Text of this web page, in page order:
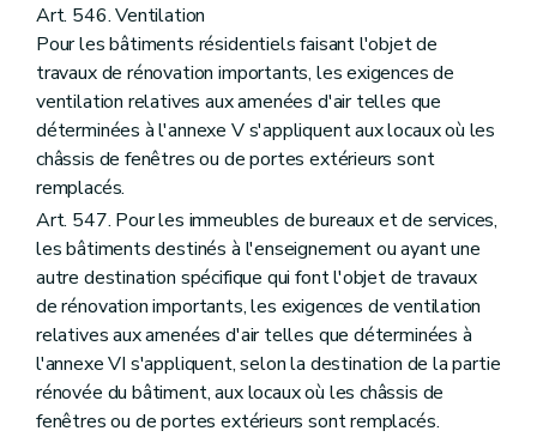
Art. 546. Ventilation
Pour les bâtiments résidentiels faisant l'objet de
travaux de rénovation importants, les exigences de
ventilation relatives aux amenées d'air telles que
déterminées à l'annexe V s'appliquent aux locaux où les
châssis de fenêtres ou de portes extérieurs sont
remplacés.
Art. 547. Pour les immeubles de bureaux et de services,
les bâtiments destinés à l'enseignement ou ayant une
autre destination spécifique qui font l'objet de travaux
de rénovation importants, les exigences de ventilation
relatives aux amenées d'air telles que déterminées à
l'annexe VI s'appliquent, selon la destination de la partie
rénovée du bâtiment, aux locaux où les châssis de
fenêtres ou de portes extérieurs sont remplacés.